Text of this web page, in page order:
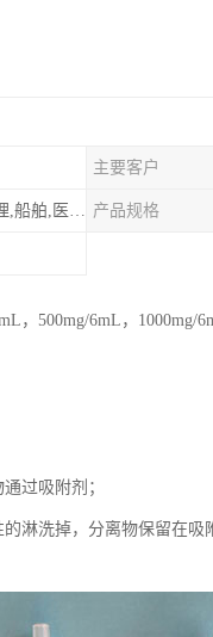
主要客户
化工,食品,制药,选矿,石油,煤炭,水处理,船舶,医用,制药,冶金,纺织,其他 产品规格
，500mg/6mL，
过吸附剂；
淋洗掉，分离物保留在吸